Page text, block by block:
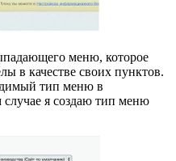
меню, которое
в качестве своих пунктов.
тип меню в
я создаю тип меню